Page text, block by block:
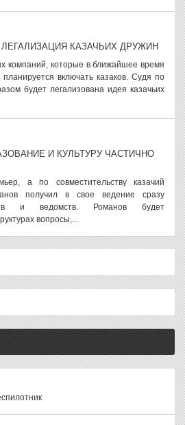
КАЗАЧЬИХ ДРУЖИН
компаний, которые в ближайшее время
включать казаков. Судя по
будет легализована идея казачьих
И КУЛЬТУРУ ЧАСТИЧНО
а по совместительству казачий
получил в свое ведение сразу
и ведомств. Романов будет
вопросы,...